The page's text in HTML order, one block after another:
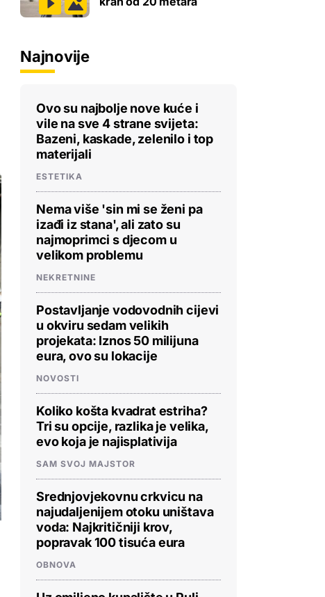
Najnovije
Ovo su najbolje nove kuće i
vile na sve 4 strane svijeta:
Bazeni, kaskade, zelenilo i top
materijali
ESTETIKA
Nema više 'sin mi se ženi pa
izađi iz stana', ali zato su
najmoprimci s djecom u
velikom problemu
NEKRETNINE
Postavljanje vodovodnih cijevi
u okviru sedam velikih
projekata: Iznos 50 milijuna
eura, ovo su lokacije
NOVOSTI
Koliko košta kvadrat estriha?
Tri su opcije, razlika je velika,
evo koja je najisplativija
SAM SVOJ MAJSTOR
Srednjovjekovnu crkvicu na
najudaljenijem otoku uništava
voda: Najkritičniji krov,
popravak 100 tisuća eura
OBNOVA